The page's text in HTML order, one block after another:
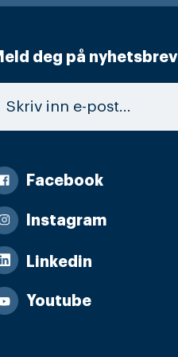
deg på nyhetsbrev
Facebook
Instagram
Linkedin
Youtube